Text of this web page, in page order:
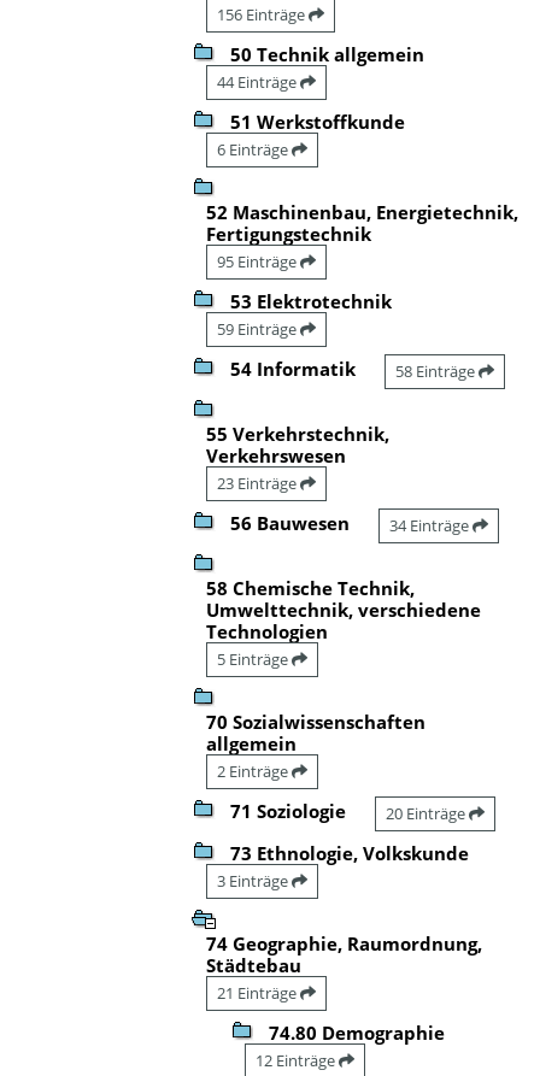
156 Einträge
50 Technik allgemein
44 Einträge
51 Werkstoffkunde
6 Einträge
52 Maschinenbau, Energietechnik,
Fertigungstechnik
95 Einträge
53 Elektrotechnik
59 Einträge
54 Informatik 58 Einträge
55 Verkehrstechnik,
Verkehrswesen
23 Einträge
56 Bauwesen 34 Einträge
58 Chemische Technik,
Umwelttechnik, verschiedene
Technologien
5 Einträge
70 Sozialwissenschaften
allgemein
2 Einträge
71 Soziologie 20 Einträge
73 Ethnologie, Volkskunde
3 Einträge
74 Geographie, Raumordnung,
Städtebau
21 Einträge
74.80 Demographie
12 Einträge